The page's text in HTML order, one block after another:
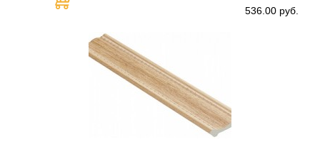
536.00 руб.